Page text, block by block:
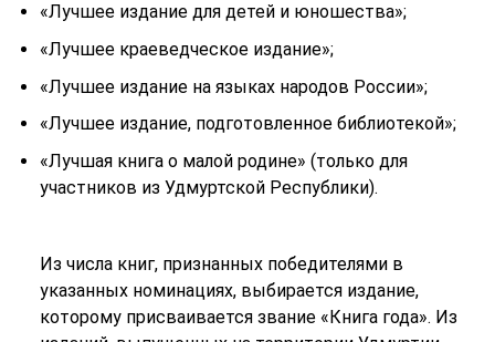
«Лучшее издание для детей и юношества»;
«Лучшее краеведческое издание»;
«Лучшее издание на языках народов России»;
«Лучшее издание, подготовленное библиотекой»;
«Лучшая книга о малой родине» (только для
участников из Удмуртской Республики).
Из числа книг, признанных победителями в
указанных номинациях, выбирается издание,
которому присваивается звание «Книга года». Из